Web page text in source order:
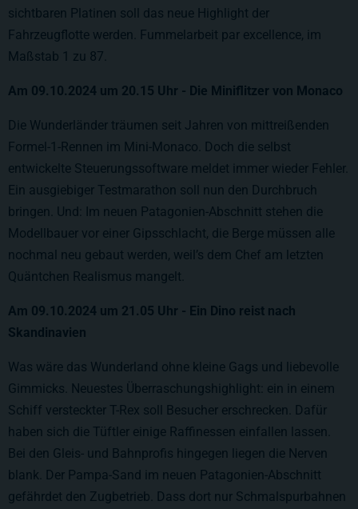
sichtbaren Platinen soll das neue Highlight der
Fahrzeugflotte werden. Fummelarbeit par excellence, im
Maßstab 1 zu 87.
Am 09.10.2024 um 20.15 Uhr - Die Miniflitzer von Monaco
Die Wunderländer träumen seit Jahren von mittreißenden
Formel-1-Rennen im Mini-Monaco. Doch die selbst
entwickelte Steuerungssoftware meldet immer wieder Fehler.
Ein ausgiebiger Testmarathon soll nun den Durchbruch
bringen. Und: Im neuen Patagonien-Abschnitt stehen die
Modellbauer vor einer Gipsschlacht, die Berge müssen alle
nochmal neu gebaut werden, weil’s dem Chef am letzten
Quäntchen Realismus mangelt.
Am 09.10.2024 um 21.05 Uhr - Ein Dino reist nach
Skandinavien
Was wäre das Wunderland ohne kleine Gags und liebevolle
Gimmicks. Neuestes Überraschungshighlight: ein in einem
Schiff versteckter T-Rex soll Besucher erschrecken. Dafür
haben sich die Tüftler einige Raffinessen einfallen lassen.
Bei den Gleis- und Bahnprofis hingegen liegen die Nerven
blank. Der Pampa-Sand im neuen Patagonien-Abschnitt
gefährdet den Zugbetrieb. Dass dort nur Schmalspurbahnen